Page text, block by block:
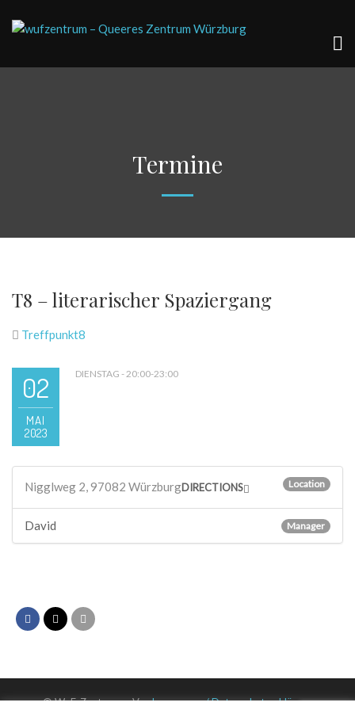
Termine
T8 – literarischer Spaziergang
Treffpunkt8
02
MAI
2023
DIENSTAG - 20:00-23:00
Nigglweg 2, 97082 Würzburg Location
DIRECTIONS
David Manager
© WuF-Zentrum e. V. –Impressum / Datenschutzerklärung